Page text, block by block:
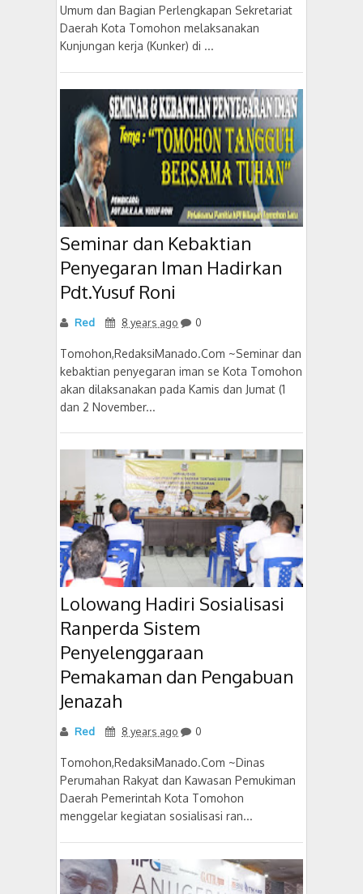
Umum dan Bagian Perlengkapan Sekretariat
Daerah Kota Tomohon melaksanakan
Kunjungan kerja (Kunker) di ...
Seminar dan Kebaktian
Penyegaran Iman Hadirkan
Pdt.Yusuf Roni
Red 8 years ago 0
Tomohon,RedaksiManado.Com ~Seminar dan
kebaktian penyegaran iman se Kota Tomohon
akan dilaksanakan pada Kamis dan Jumat (1
dan 2 November...
Lolowang Hadiri Sosialisasi
Ranperda Sistem
Penyelenggaraan
Pemakaman dan Pengabuan
Jenazah
Red 8 years ago 0
Tomohon,RedaksiManado.Com ~Dinas
Perumahan Rakyat dan Kawasan Pemukiman
Daerah Pemerintah Kota Tomohon
menggelar kegiatan sosialisasi ran...